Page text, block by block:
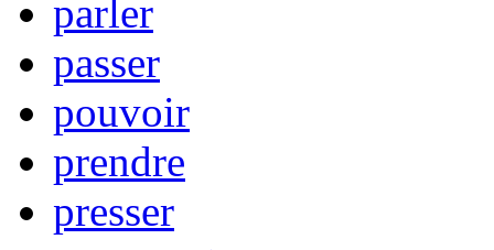
parler
passer
pouvoir
prendre
presser